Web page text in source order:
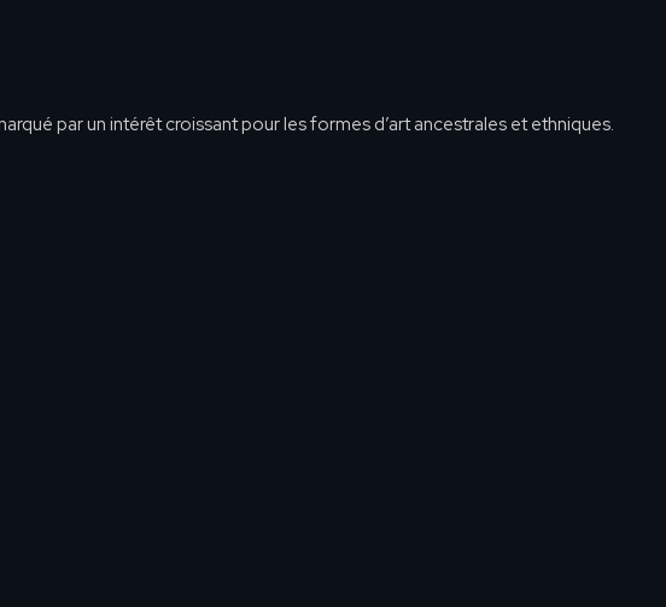
par un intérêt croissant pour les formes d’art ancestrales et ethniques.